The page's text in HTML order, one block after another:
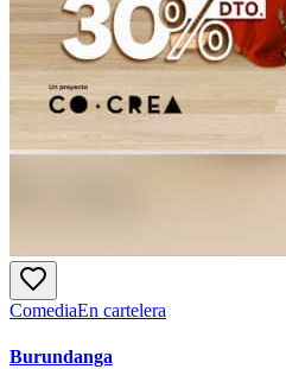
ComediaEn cartelera
Burundanga